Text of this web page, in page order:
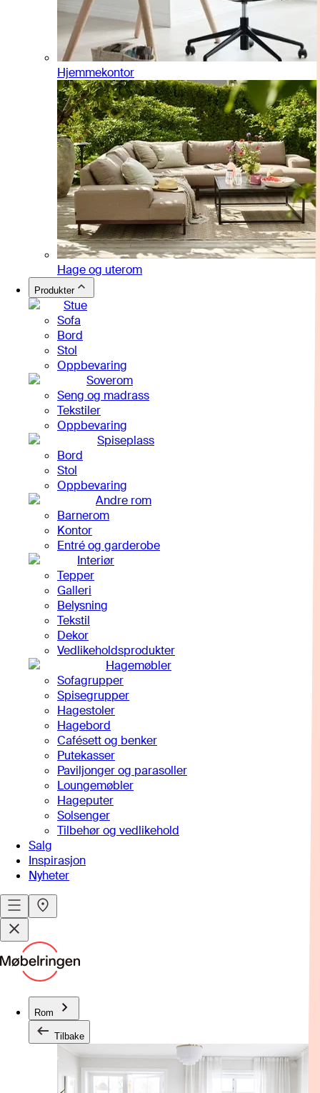
Hjemmekontor
Hage og uterom
Produkter
Stue
Sofa
Bord
Stol
Oppbevaring
Soverom
Seng og madrass
Tekstiler
Oppbevaring
Spiseplass
Bord
Stol
Oppbevaring
Andre rom
Barnerom
Kontor
Entré og garderobe
Interiør
Tepper
Galleri
Belysning
Tekstil
Dekor
Vedlikeholdsprodukter
Hagemøbler
Sofagrupper
Spisegrupper
Hagestoler
Hagebord
Cafésett og benker
Putekasser
Paviljonger og parasoller
Loungemøbler
Hageputer
Solsenger
Tilbehør og vedlikehold
Salg
Inspirasjon
Nyheter
Rom
Tilbake